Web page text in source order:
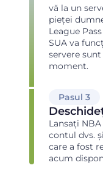
vă la un
pieței
League
SUA va
servere
moment.
Pasul 3
Lansați
contul dvs.
care a fost
acum